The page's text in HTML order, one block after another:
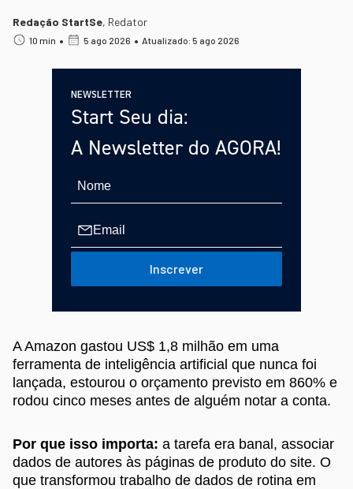
Redação StartSe, Redator
10 min • 5 ago 2026 • Atualizado: 5 ago 2026
NEWSLETTER
Start Seu dia:
A Newsletter do AGORA!
Inscrever
A Amazon gastou US$ 1,8 milhão em uma
ferramenta de inteligência artificial que nunca foi
lançada, estourou o orçamento previsto em 860% e
rodou cinco meses antes de alguém notar a conta.
Por que isso importa: a tarefa era banal, associar
dados de autores às páginas de produto do site. O
que transformou trabalho de dados de rotina em